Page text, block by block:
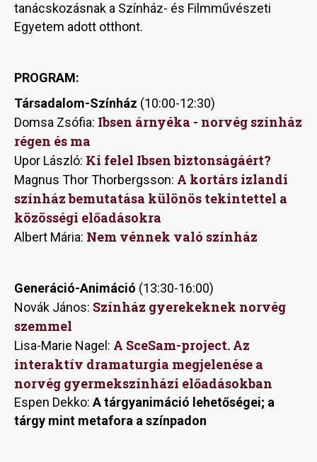
tanácskozásnak a Színház- és Filmművészeti
Egyetem adott otthont.
PROGRAM:
Társadalom-Színház (10:00-12:30)
Domsa Zsófia: Ibsen árnyéka - norvég színház
régen és ma
Upor László: Ki felel Ibsen biztonságáért?
Magnus Thor Thorbergsson: A kortárs izlandi
színház bemutatása különös tekintettel a
közösségi előadásokra
Albert Mária: Nem vénnek való színház
Generáció-Animáció (13:30-16:00)
Novák János: Színház gyerekeknek norvég
szemmel
Lisa-Marie Nagel: A SceSam-project. Az
interaktív dramaturgia megjelenése a
norvég gyermekszínházi előadásokban
Espen Dekko: A tárgyanimáció lehetőségei; a
tárgy mint metafora a színpadon